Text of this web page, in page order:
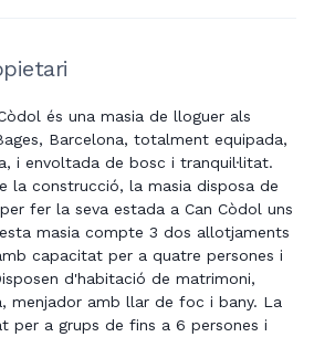
és una masia de lloguer als
Barcelona, ​​totalment equipada,
i envoltada de bosc i tranquil·litat.
la construcció, la masia disposa de
fer la seva estada a Can Còdol uns
masia compte 3 dos allotjaments
capacitat per a quatre persones i
d'habitació de matrimoni,
menjador amb llar de foc i bany. La
per a grups de fins a 6 persones i